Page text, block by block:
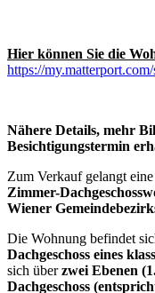
Hier können Sie die
https://
Nähere Details, mehr
Besichtigungstermin
Zum Verkauf gelangt eine
Zimmer-
Wiener
Die Wohnung befindet
Dachgeschoss eines
sich überzwei Ebenen
Dachgeschoss